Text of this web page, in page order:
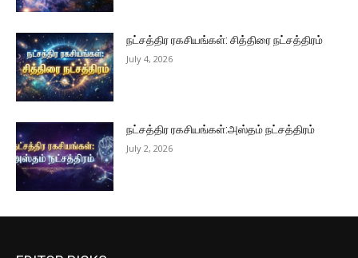
நட்சத்திர ரகசியங்கள்: சித்திரை நட்சத்திரம்
July 4, 2026
நட்சத்திர ரகசியங்கள்:அஸ்தம் நட்சத்திரம்
July 2, 2026